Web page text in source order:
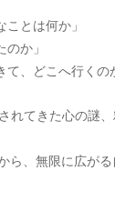
ことは何か」
のか」
て、どこへ行く
れてきた心の謎
ら、無限に広が